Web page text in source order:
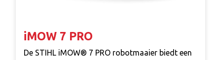
iMOW 7 PRO
De STIHL iMOW® 7 PRO robotmaaier biedt een